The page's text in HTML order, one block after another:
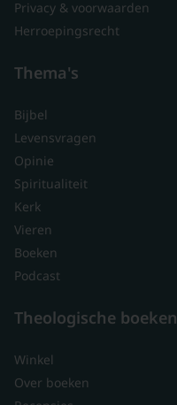
Privacy & voorwaarden
Herroepingsrecht
Thema's
Bijbel
Levensvragen
Opinie
Spiritualiteit
Kerk
Vieren
Boeken
Podcast
Theologische boeken
Winkel
Over boeken